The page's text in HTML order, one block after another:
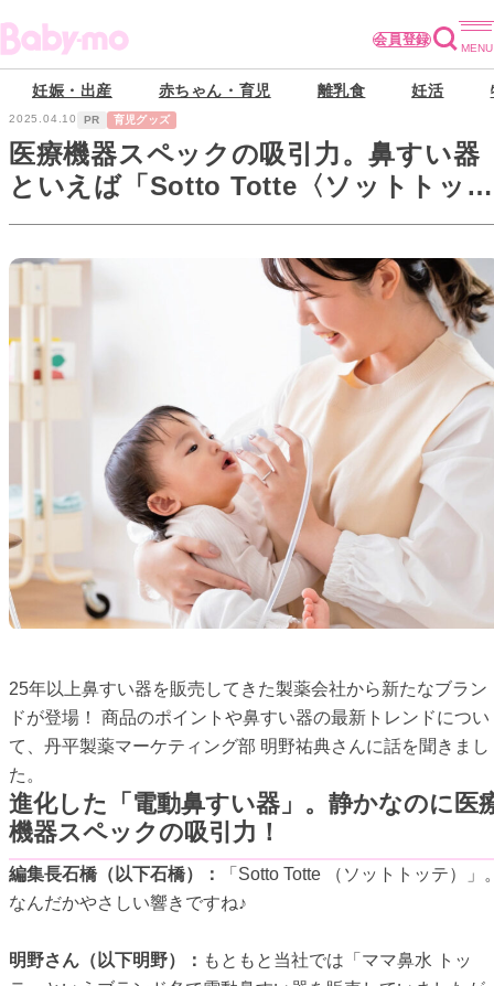
会員登録
妊娠・出産 赤ちゃん・育児 離乳食 妊活
2025.04.10 PR 育児グッズ
医療機器スペックの吸引力。鼻すい器
といえば「Sotto Totte〈ソットトッ
テ〉」が最新トレンド！
25年以上鼻すい器を販売してきた製薬会社から新たなブラン
ドが登場！ 商品のポイントや鼻すい器の最新トレンドについ
て、丹平製薬マーケティング部 明野祐典さんに話を聞きまし
た。
進化した「電動鼻すい器」。静かなのに医
機器スペックの吸引力！
編集長石橋（以下石橋）：
「Sotto Totte （ソットトッテ）」
なんだかやさしい響きですね♪
明野さん（以下明野）： もともと当社では「ママ鼻水 トッ